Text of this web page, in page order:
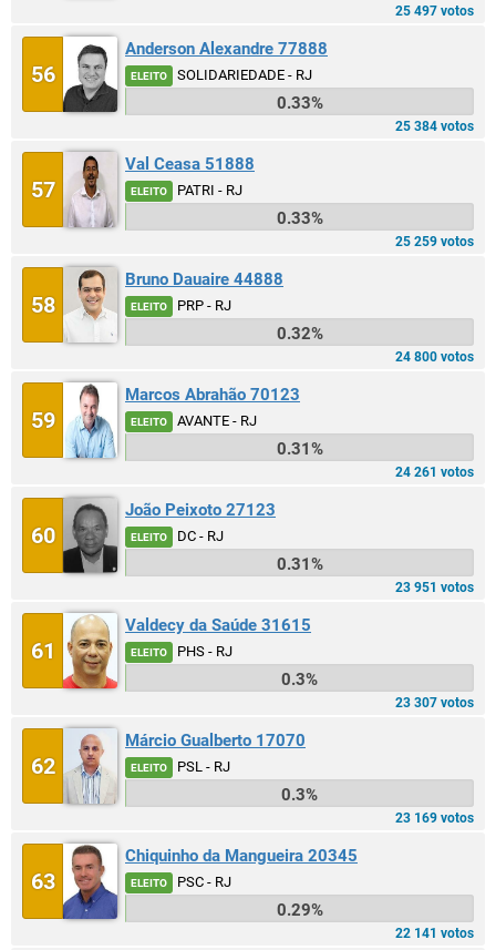
25 497 votos
56
Anderson Alexandre 77888
ELEITO SOLIDARIEDADE - RJ
0.33%
25 384 votos
57
Val Ceasa 51888
ELEITO PATRI - RJ
0.33%
25 259 votos
58
Bruno Dauaire 44888
ELEITO PRP - RJ
0.32%
24 800 votos
59
Marcos Abrahão 70123
ELEITO AVANTE - RJ
0.31%
24 261 votos
60
João Peixoto 27123
ELEITO DC - RJ
0.31%
23 951 votos
61
Valdecy da Saúde 31615
ELEITO PHS - RJ
0.3%
23 307 votos
62
Márcio Gualberto 17070
ELEITO PSL - RJ
0.3%
23 169 votos
63
Chiquinho da Mangueira 20345
ELEITO PSC - RJ
0.29%
22 141 votos